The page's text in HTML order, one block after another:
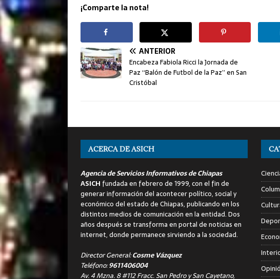
¡Comparte la nota!
ANTERIOR
Encabeza Fabiola Ricci la Jornada de
Paz “Balón de Futbol de la Paz” en San
Cristóbal
ACERCA DE ASICH
Agencia de Servicios Informativos de Chiapas
ASICH fundada en febrero de 1999, con el fin de
generar información del acontecer político, social y
económico del estado de Chiapas, publicando en los
distintos medios de comunicación en la entidad. Dos
años después se transforma en portal de noticias en
internet, donde permanece sirviendo a la sociedad.
Director General:Cosme Vázquez
Teléfono:9611406004
Av. 4 Mzna. 8 #112 Fracc. San Pedro y San Cayetano,